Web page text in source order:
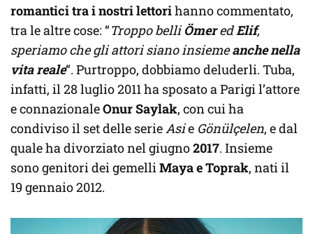
romantici tra i nostri lettorihanno commentato,
tra le altre cose: “Troppo belli ÖmeredElif,
speriamo che gli attori siano insiemeanche nella
vita reale“. Purtroppo, dobbiamo deluderli. Tuba,
infatti, il 28 luglio 2011 ha sposato a Parigi l’attore
e connazionaleOnur Saylak, con cui ha
condiviso il set delle serieAsie Gönülçelen, e dal
quale ha divorziato nel giugno2017. Insieme
sono genitori dei gemelliMaya e Toprak, nati il
19 gennaio 2012.